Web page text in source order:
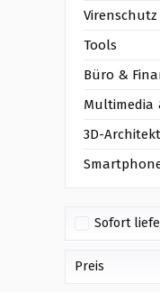
Virenschutz
Tools
Büro &
Multimedia
3D-
Sofort
Preis